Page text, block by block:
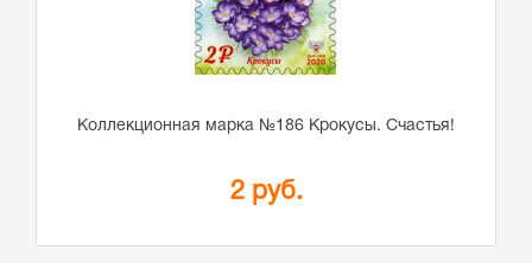
Коллекционная марка №186 Крокусы. Счастья!
2 руб.